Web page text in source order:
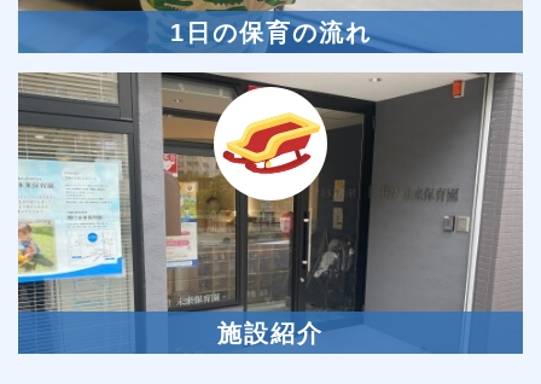
1日の保育の流れ
施設紹介